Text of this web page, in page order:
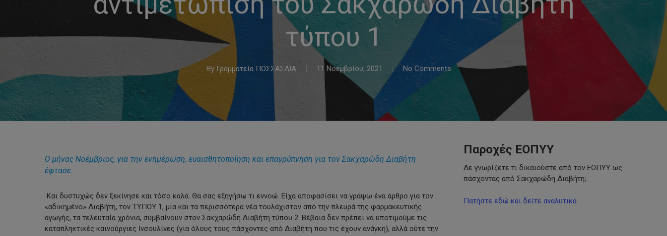
τύπου 1
By Γραμματεία ΠΟΣΣΑΣΔΙΑ 11 Νοεμβρίου, 2021 No Comments
Ο μήνας Νοέμβριος, για την ενημέρωση, ευαισθητοποίηση και επαγρύπνηση για τον Σακχαρώδη Διαβήτη
έφτασε.
Και δυστυχώς δεν ξεκίνησε και τόσο καλά. Θα σας εξηγήσω τι εννοώ. Είχα αποφασίσει να γράψω ένα άρθρο για τον
«αδικημένο» Διαβήτη, τον ΤΥΠΟΥ 1, μια και τα περισσότερα νέα τουλάχιστον από την πλευρά της φαρμακευτικής
αγωγής, τα τελευταία χρόνια, συμβαίνουν στον Σακχαρώδη Διαβήτη τύπου 2. Βέβαια δεν πρέπει να υποτιμούμε τις
καταπληκτικές καινούργιες Ινσουλίνες (για όλους τους πάσχοντες από Διαβήτη που τις έχουν ανάγκη), αλλά ούτε την
Παροχές ΕΟΠΥΥ
Δε γνωρίζετε τι δικαιούστε από τον ΕΟΠΥΥ ως
πάσχοντας από Σακχαρώδη Διαβήτη;
Πατήστε εδώ και δείτε αναλυτικά